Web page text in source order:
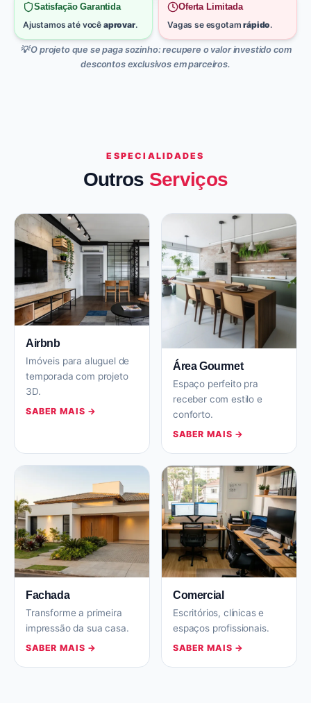
Satisfação Garantida
Ajustamos até você aprovar.
Oferta Limitada
Vagas se esgotamrápido.
💡 O projeto que se paga sozinho: recupere o valor investido com
descontos exclusivos em parceiros.
ESPECIALIDADES
Outros Serviços
Airbnb
Imóveis para aluguel de
temporada com projeto
3D.
SABER MAIS →
Área Gourmet
Espaço perfeito pra
receber com estilo e
conforto.
SABER MAIS →
Fachada
Transforme a primeira
impressão da sua casa.
SABER MAIS →
Comercial
Escritórios, clínicas e
espaços profissionais.
SABER MAIS →